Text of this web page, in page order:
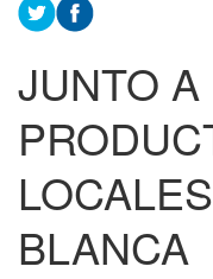
JUNTO A
BLANCA